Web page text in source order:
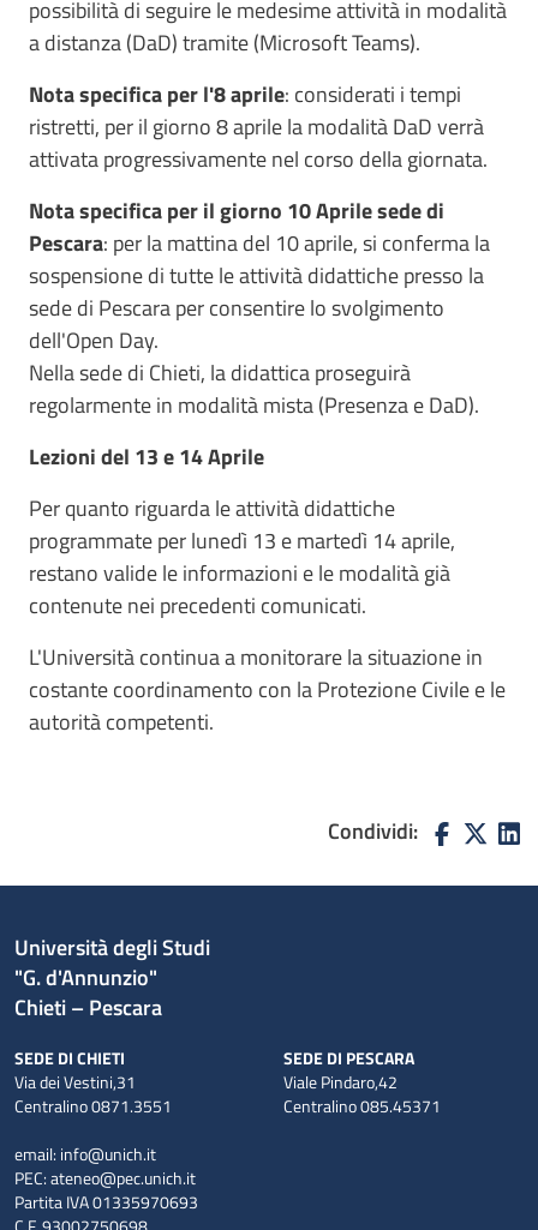
possibilità di seguire le medesime attività in modalità
a distanza (DaD) tramite (Microsoft Teams).
Nota specifica per l'8 aprile: considerati i tempi
ristretti, per il giorno 8 aprile la modalità DaD verrà
attivata progressivamente nel corso della giornata.
Nota specifica per il giorno 10 Aprile sede di
Pescara: per la mattina del 10 aprile, si conferma la
sospensione di tutte le attività didattiche presso la
sede di Pescara per consentire lo svolgimento
dell'Open Day.
Nella sede di Chieti, la didattica proseguirà
regolarmente in modalità mista (Presenza e DaD).
Lezioni del 13 e 14 Aprile
Per quanto riguarda le attività didattiche
programmate per lunedì 13 e martedì 14 aprile,
restano valide le informazioni e le modalità già
contenute nei precedenti comunicati.
L'Università continua a monitorare la situazione in
costante coordinamento con la Protezione Civile e le
autorità competenti.
Condividi:
Università degli Studi
"G. d'Annunzio"
Chieti – Pescara
SEDE DI CHIETI
Via dei Vestini,31
Centralino 0871.3551
SEDE DI PESCARA
Viale Pindaro,42
Centralino 085.45371
email: info@unich.it
PEC:ateneo@pec.unich.it
Partita IVA 01335970693